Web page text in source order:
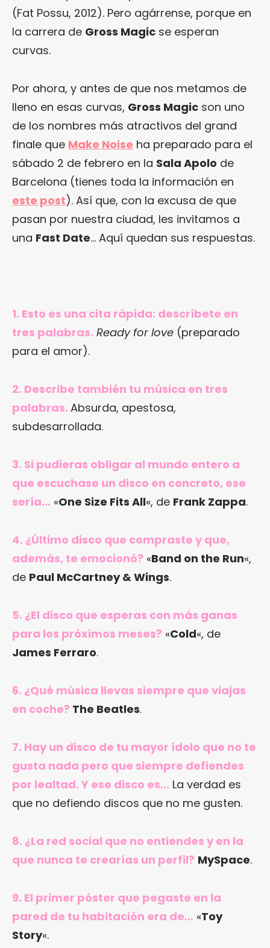
(Fat Possu, 2012). Pero agárrense, porque en
la carrera de Gross Magic se esperan
curvas.
Por ahora, y antes de que nos metamos de
lleno en esas curvas, Gross Magic son uno
de los nombres más atractivos del grand
finale que Make Noise ha preparado para el
sábado 2 de febrero en la Sala Apolo de
Barcelona (tienes toda la información en
este post). Así que, con la excusa de que
pasan por nuestra ciudad, les invitamos a
una Fast Date… Aquí quedan sus respuestas.
1. Esto es una cita rápida: descríbete en
tres palabras. Ready for love (preparado
para el amor).
2. Describe también tu música en tres
palabras. Absurda, apestosa,
subdesarrollada.
3. Si pudieras obligar al mundo entero a
que escuchase un disco en concreto, ese
sería… «One Size Fits All«, de Frank Zappa.
4. ¿Último disco que compraste y que,
además, te emocionó? «Band on the Run«,
de Paul McCartney & Wings.
5. ¿El disco que esperas con más ganas
para los próximos meses? «Cold«, de
James Ferraro.
6. ¿Qué música llevas siempre que viajas
en coche? The Beatles.
7. Hay un disco de tu mayor ídolo que no te
gusta nada pero que siempre defiendes
por lealtad. Y ese disco es… La verdad es
que no defiendo discos que no me gusten.
8. ¿La red social que no entiendes y en la
que nunca te crearías un perfil? MySpace.
9. El primer póster que pegaste en la
pared de tu habitación era de… «Toy
Story«.